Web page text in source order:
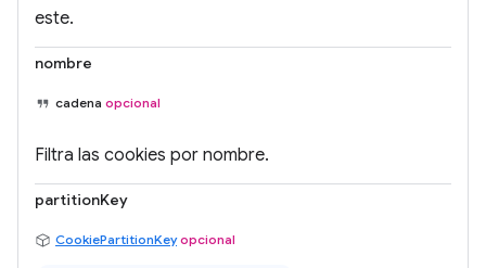
este.
nombre
cadena opcional
Filtra las cookies por nombre.
partitionKey
CookiePartitionKey opcional